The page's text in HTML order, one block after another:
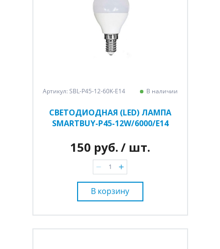
Артикул: SBL-P45-12-60K-E14 В наличии
СВЕТОДИОДНАЯ (LED) ЛАМПА
SMARTBUY-P45-12W/6000/E14
150 руб./ шт.
В корзину